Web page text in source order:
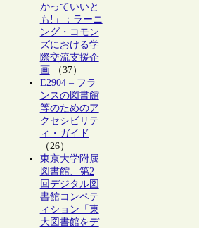
かっていいと
も!」：ラーニ
ング・コモン
ズにおける学
際交流支援企
画（37）
E2904 – フラ
ンスの図書館
等のためのア
クセシビリテ
ィ・ガイド
（26）
東京大学附属
図書館、第2
回デジタル図
書館コンペテ
ィション「東
大図書館をデ